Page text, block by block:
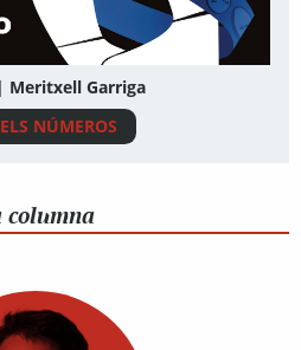
Meritxell Garriga
NÚMEROS
columna